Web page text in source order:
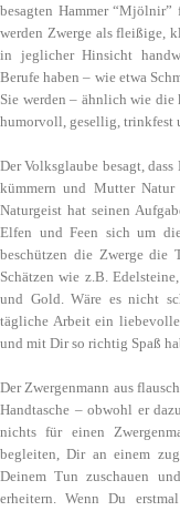
besagten Hammer
werden Zwerge als fleißige,
in jeglicher Hinsicht
Berufe haben – wie etwa
Sie werden – ähnlich wie
humorvoll, gesellig, trinkfest
Der Volksglaube besagt,
kümmern und Mutter
Naturgeist hat seinen
Elfen und Feen sich um
beschützen die Zwerge die
Schätzen wie z.B.
und Gold. Wäre es nicht
tägliche Arbeit ein
und mit Dir so richtig Spaß
Der Zwergenmann aus
Handtasche – obwohl er
nichts für einen
begleiten, Dir an einem
Deinem Tun zuschauen
erheitern. Wenn Du